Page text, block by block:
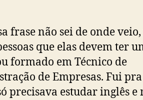
frase não sei de onde
que elas devem ter
formado em Técnico de
de Empresas. Fui pra
precisava estudar inglês e